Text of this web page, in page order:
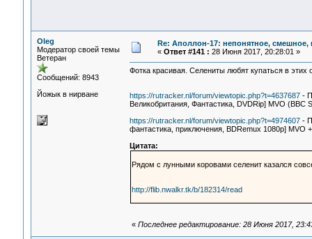
Oleg
Модератор своей темы
Ветеран
Сообщений: 8943
Йожык в нирване
Re: Аполлон-17: непонятное, смешное,
« Ответ #141 : 28 Июня 2017, 20:28:01 »
Фотка красивая. Селениты любят купаться в
https://rutracker.nl/forum/viewtopic.php?t=4637687-
Великобритания, Фантастика, DVDRip] MVO (BBC
https://rutracker.nl/forum/viewtopic.php?t=4974607-
фантастика, приключения, BDRemux 1080p] MVO
Цитата:
Рядом с лунными коровами селенит казался
http://flib.nwalkr.tk/b/182314/read
« Последнее редактирование: 28 Июня 2017,